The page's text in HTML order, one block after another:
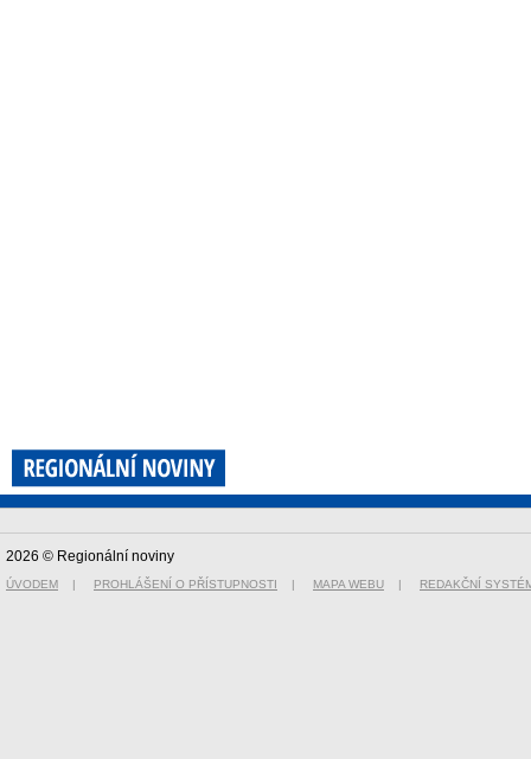
2026 © Regionální noviny
ÚVODEM | PROHLÁŠENÍ O PŘÍSTUPNOSTI | MAPA WEBU | REDAKČNÍ